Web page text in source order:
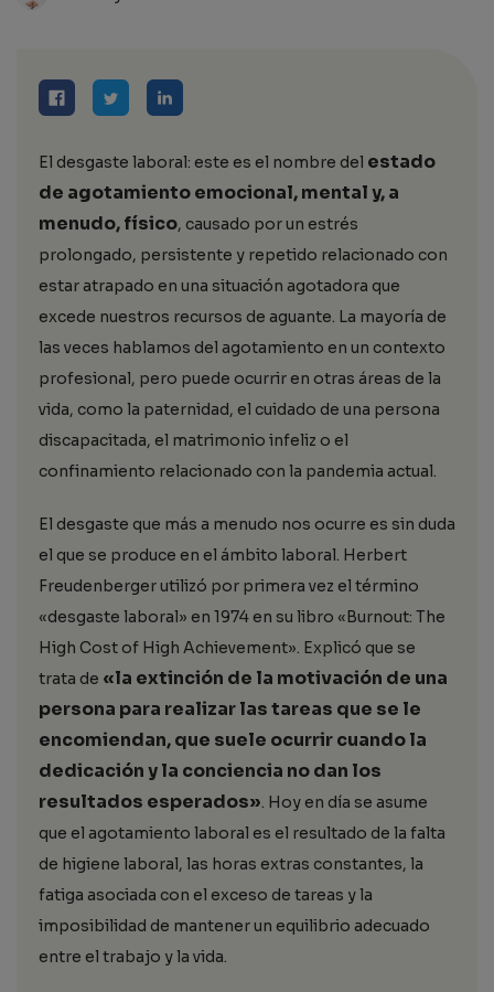
El desgaste laboral: este es el nombre del estado
de agotamiento emocional, mental y, a
menudo, físico, causado por un estrés
prolongado, persistente y repetido relacionado con
estar atrapado en una situación agotadora que
excede nuestros recursos de aguante. La mayoría de
las veces hablamos del agotamiento en un contexto
profesional, pero puede ocurrir en otras áreas de la
vida, como la paternidad, el cuidado de una persona
discapacitada, el matrimonio infeliz o el
confinamiento relacionado con la pandemia actual.
El desgaste que más a menudo nos ocurre es sin duda
el que se produce en el ámbito laboral. Herbert
Freudenberger utilizó por primera vez el término
«desgaste laboral» en 1974 en su libro «Burnout: The
High Cost of High Achievement». Explicó que se
trata de «la extinción de la motivación de una
persona para realizar las tareas que se le
encomiendan, que suele ocurrir cuando la
dedicación y la conciencia no dan los
resultados esperados». Hoy en día se asume
que el agotamiento laboral es el resultado de la falta
de higiene laboral, las horas extras constantes, la
fatiga asociada con el exceso de tareas y la
imposibilidad de mantener un equilibrio adecuado
entre el trabajo y la vida.